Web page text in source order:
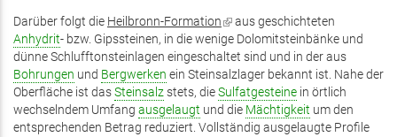
Darüber folgt die Heilbronn-Formation(Link
ist
extern)
aus geschichteten
Anhydrit- bzw. Gipssteinen, in die wenige Dolomitsteinbänke und
dünne Schlufftonsteinlagen eingeschaltet sind und in der aus
Bohrungen und Bergwerken ein Steinsalzlager bekannt ist. Nahe der
Oberfläche ist dasSteinsalzstets, dieSulfatgesteine in örtlich
wechselndem Umfang ausgelaugt und die Mächtigkeit um den
entsprechenden Betrag reduziert. Vollständig ausgelaugte Profile